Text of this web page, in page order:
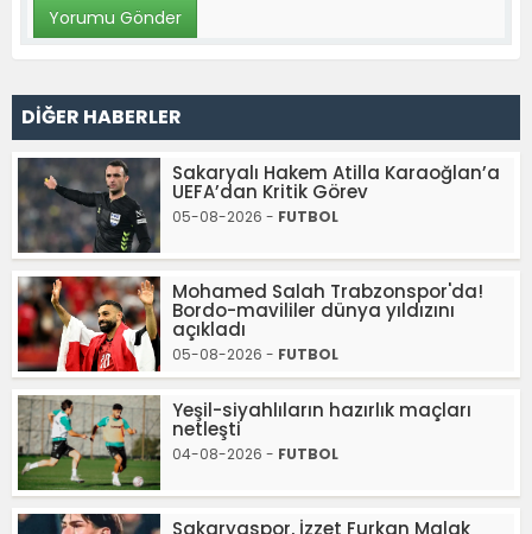
DİĞER HABERLER
Sakaryalı Hakem Atilla Karaoğlan’a
UEFA’dan Kritik Görev
05-08-2026 - FUTBOL
Mohamed Salah Trabzonspor'da!
Bordo-mavililer dünya yıldızını
açıkladı
05-08-2026 - FUTBOL
Yeşil-siyahlıların hazırlık maçları
netleşti
04-08-2026 - FUTBOL
Sakaryaspor, İzzet Furkan Malak